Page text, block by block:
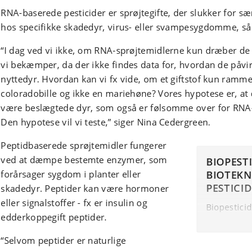
RNA-baserede pesticider er sprøjtegifte, der slukker for
hos specifikke skadedyr, virus- eller svampesygdomme,
“I dag ved vi ikke, om RNA-sprøjtemidlerne kun dræber de
vi bekæmper, da der ikke findes data for, hvordan de
nyttedyr. Hvordan kan vi fx vide, om et giftstof kun
coloradobille og ikke en mariehøne? Vores hypotese er, at
være beslægtede dyr, som også er følsomme over for
Den hypotese vil vi teste,” siger Nina Cedergreen.
eller
eller
Peptidbaserede sprøjtemidler fungerer
ved at dæmpe bestemte enzymer, som
forårsager sygdom i planter eller
skadedyr. Peptider kan være hormoner
eller signalstoffer - fx er insulin og
edderkoppegift peptider.
“Selvom peptider er naturlige